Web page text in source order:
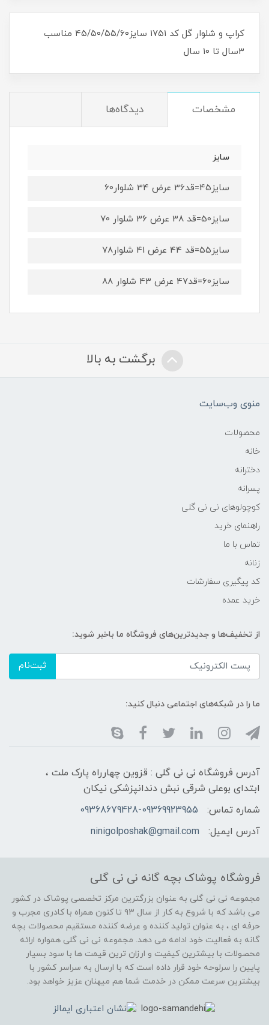
کراپ و شلوار گل کد ۱۷۵۱ سایز۴۵/۵۰/۵۵/۶۰ مناسب
۳سال تا ۱۰ سال
مشخصات دیدگاه‌ها
سایز
سایز45=قد36 عرض 34 شلوار60
سایز50=قد 38 عرض 36 شلوار 70
سایز55=قد 44 عرض 41 شلوار78
سایز60=قد47 عرض 43 شلوار 88
برگشت به بالا
منوی وب‌سایت
محصولات
خانه
دخترانه
پسرانه
کوچولوهای نی نی گلی
راهنمای خرید
تماس با ما
زنانه
کد پیگیری سفارشات
خرید عمده
از تخفیف‌ها و جدیدترین‌های فروشگاه ما باخبر شوید:
ثبت‌نام
ما را در شبکه‌های اجتماعی دنبال کنید:
آدرس فروشگاه نی نی گلی : قزوین چهارراه پارک ملت ،
ابتدای بوعلی شرقی نبش دندانپزشکی نیکان
شماره تماس:
09368679428-09369923955
آدرس ایمیل:
ninigolposhak@gmail.com
فروشگاه پوشاک بچه گانه نی نی گلی
مجموعه نی نی گلی به عنوان بزرگترین مرکز تخصصی پوشاک در کشور
می باشد که با شروع به کار از سال ۹۳ تا کنون همراه با کادری مجرب و
حرفه ای ، به عنوان تولید کننده و عرضه کننده مستقیم محصولات بچه
گانه به فعالیت خود ادامه می دهد. مجموعه نی نی گلی همواره ارائه
محصولات با بیشترین کیفیت و ارزان ترین قیمت ها با سود بسیار
پایین را سرلوحه خود قرار داده است که با ارسال به سراسر کشور با
بیشترین سرعت ممکن در خدمت شما هم میهنان عزیز خواهد بود.